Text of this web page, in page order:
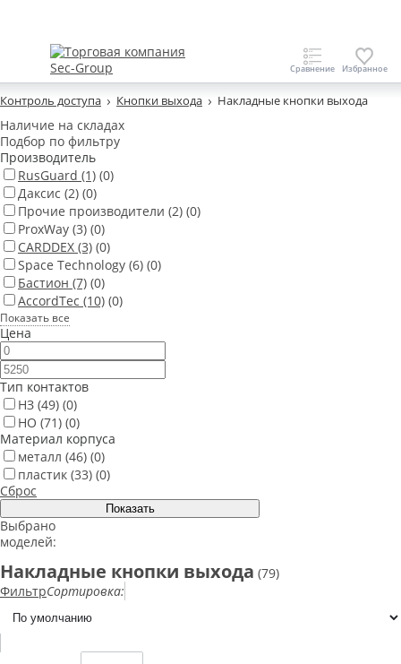
Контроль доступа Кнопки выхода Накладные кнопки выхода
Наличие на складах
Подбор по фильтру
Производитель
RusGuard (1) (0)
Даксис (2) (0)
Прочие производители (2) (0)
ProxWay (3) (0)
CARDDEX (3) (0)
Space Technology (6) (0)
Бастион (7) (0)
AccordTec (10) (0)
Показать все
Цена
Тип контактов
НЗ (49) (0)
НО (71) (0)
Материал корпуса
металл (46) (0)
пластик (33) (0)
Сброс
Выбрано
моделей:
Накладные кнопки выхода (79)
ФильтрСортировка: